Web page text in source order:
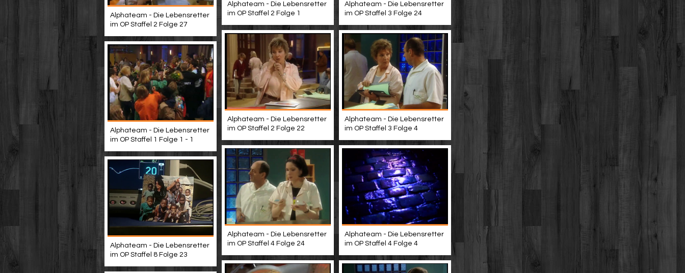
Alphateam - Die Lebensretter
im OP Staffel 2 Folge 1
Alphateam - Die Lebensretter
im OP Staffel 3 Folge 24
Alphateam - Die Lebensretter
im OP Staffel 2 Folge 27
Alphateam - Die Lebensretter
im OP Staffel 2 Folge 22
Alphateam - Die Lebensretter
im OP Staffel 3 Folge 4
Alphateam - Die Lebensretter
im OP Staffel 1 Folge 1 - 1
Alphateam - Die Lebensretter
im OP Staffel 4 Folge 24
Alphateam - Die Lebensretter
im OP Staffel 4 Folge 4
Alphateam - Die Lebensretter
im OP Staffel 8 Folge 23